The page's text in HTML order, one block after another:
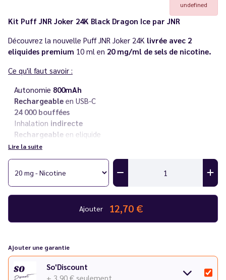
undefined
Kit Puff JNR Joker 24K Black Dragon Ice par JNR
Découvrez la nouvelle Puff JNR Joker 24K livrée avec 2
eliquides premium 10 ml en 20 mg/ml de sels de nicotine.
Ce qu'il faut savoir :
Autonomie 800mAh
Rechargeable en USB-C
24 000 bouffées
Inhalation indirecte
Rechargeable en eliquide
Sel de nicotine
Besoin d'e-liquide JNR en plus ? Découvrez la gamme de
eliquides JNRparfaitementcompatible avec ses puffs
Découvrez également l'ensemble des puffs de la gamme
dans notre catalogue.
Consultez notreguide des différentes pannes
Lire la suite
Ajouter 12,70 €
Ajouter une garantie
So'Discount
+ 3,90 € seulement